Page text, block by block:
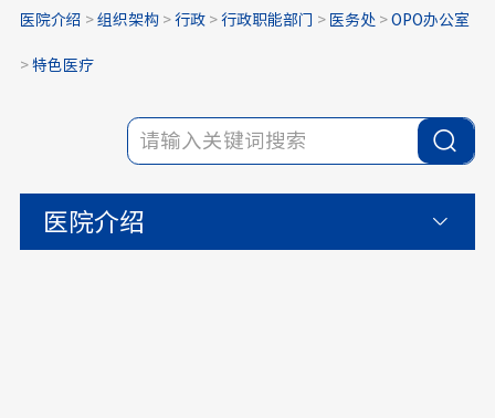
医院介绍 > 组织架构> 行政> 行政职能部门 > 医务处 > OPO办公室
> 特色医疗
医院介绍